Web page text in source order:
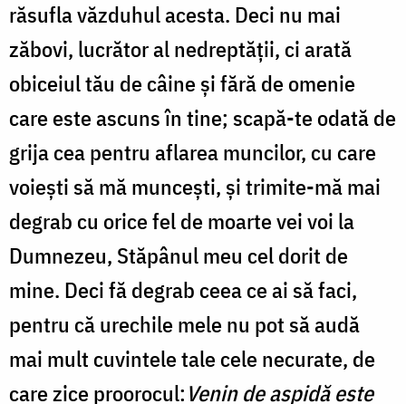
răsufla văzduhul acesta. Deci nu mai
zăbovi, lucrător al nedreptății, ci arată
obiceiul tău de câine și fără de omenie
care este ascuns în tine; scapă-te odată de
grija cea pentru aflarea muncilor, cu care
voiești să mă muncești, și trimite-mă mai
degrab cu orice fel de moarte vei voi la
Dumnezeu, Stăpânul meu cel dorit de
mine. Deci fă degrab ceea ce ai să faci,
pentru că urechile mele nu pot să audă
mai mult cuvintele tale cele necurate, de
care zice proorocul:Venin de aspidă este